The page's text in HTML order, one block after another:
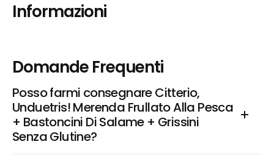
Informazioni
Domande Frequenti
Posso farmi consegnare Citterio,
Unduetris! Merenda Frullato Alla Pesca
+ Bastoncini Di Salame + Grissini
Senza Glutine?